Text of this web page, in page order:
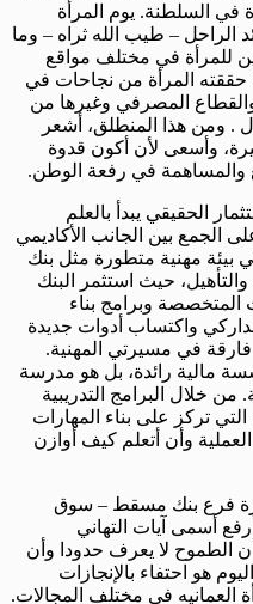
في السلطنة. يوم المرأة
الراحل – طيب الله ثراه – وما
للمرأة في مختلف مواقع
حققته المرأة من نجاحات في
والقطاع المصرفي وغيرها من
. ومن هذا المنطلق، أشعر
وأسعى لأن أكون قدوة
والمساهمة في رفعة الوطن.
الحقيقي يبدأ بالعلم
بين الجانب الأكاديمي
بيئة مهنية متطورة مثل بنك
حيث استثمر البنك
وبرامج بناء
واكتساب أدوات جديدة
في مسيرتي المهنية.
مالية رائدة، بل هو مدرسة
خلال البرامج التدريبية
تركز على بناء المهارات
وأن أتعلم كيف أوازن
فرع بنك مسقط – سوق
أسمى آيات التهاني
أن الطموح لا يعرف حدودا وأن
هو احتفاء بالإنجازات
العمانيه في مختلف المجالات.